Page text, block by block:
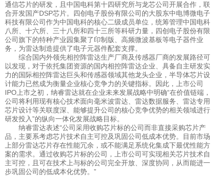
通信芯片的研发，且中国电科第十四研究所与龙芯公司开展合作，联
合开发国产DSP芯片。四创电子股份有限公司的大股东中电博微电子
科技有限公司作为中国电科的核心二级成员单位，统筹管理中国电科
八所、十六所、三十八所和四十三所等科研力量，四创电子股份有限
公司旗下的特种产业园集聚了印制版、高频微波基板等电子器件业
务，为雷达制造提供了电子元器件配套支撑。
综合国内外领先相控阵雷达生产厂商及传感器厂商的发展路径可
以发现，对于依托集团资源的国内相控阵雷达企业、具备自主研发实
力的国际相控阵雷达巨头和传感器领域其他龙头企业，半导体芯片设
计能力已然成为衡量企业核心竞争力的关键指标。因此，上市公司
IPO上市之初，纳睿雷达就在企业未来发展战略中明确“在价值链端，
公司将利用现有核心技术面向毫米波雷达、雷达数据服务、雷达专用
芯片设计等关联度深、能够提升公司的核心竞争优势的相关领域进行
研发投入”的纵向一体化发展战略目标。
纳睿雷达表述“公司采用收购芯片标的公司而非直接采购芯片产
品，主要系考虑芯片技术自主可控及巩固公司低成本优势。目前市场
上部分雷达芯片存在性能冗余，或不能满足系统化集成下最优性能方
案的需求。通过收购芯片标的公司，上市公司可实现相关芯片技术自
主可控，且可在技术上与标的公司完全开放、深度协同，从而能进一
步巩固公司的低成本化优势。”